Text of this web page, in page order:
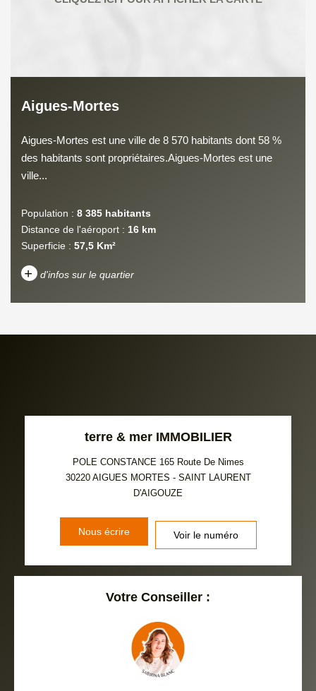
Aigues-Mortes
Aigues-Mortes est une ville de 8 570 habitants dont 58 %
des habitants sont propriétaires.Aigues-Mortes est une
ville...
Population : 8 385 habitants
Distance de l'aéroport : 16 km
Superficie : 57,5 Km²
+ d'infos sur le quartier
PART DES MÉNAGES SANS
VOITURE
DISTANCE DE L'AÉROPORT : SUPERFICIE :
ECOLES ET CRÈCHES
terre & mer IMMOBILIER
POLE CONSTANCE 165 Route De Nimes
30220 AIGUES MORTES - SAINT LAURENT
D'AIGOUZE
Nous écrire Voir le numéro
Votre Conseiller :